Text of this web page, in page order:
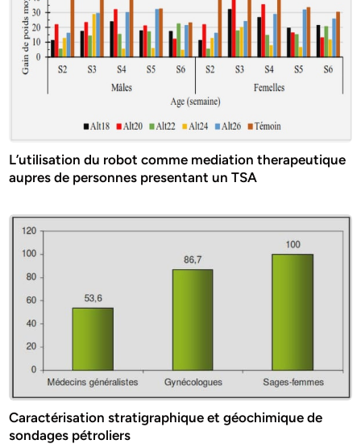
L’utilisation du robot comme mediation therapeutique
aupres de personnes presentant un TSA
Caractérisation stratigraphique et géochimique de
sondages pétroliers